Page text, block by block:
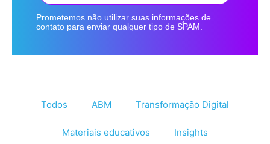
Prometemos não utilizar suas informações de
contato para enviar qualquer tipo de SPAM.
Todos ABM Transformação Digital
Materiais educativos Insights